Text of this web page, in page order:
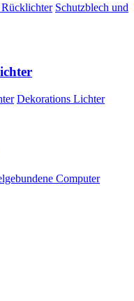
Schutzblech und
Dekorations Lichter
Computer